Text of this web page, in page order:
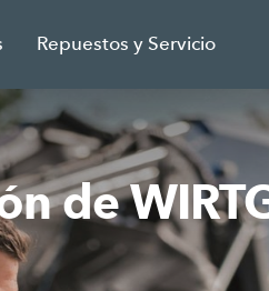
Repuestos y Servicio
de